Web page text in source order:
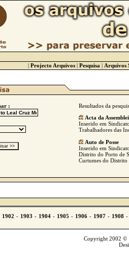
| Projecto Arquivos | Pesquisa | Arquivos
:
Resultados da
Acta da
Inserido em
Trabalhadores das
Auto de Posse
Inserido em
Distrito do Porto de
Curtumes do Distrito
Copyright 2002 ©